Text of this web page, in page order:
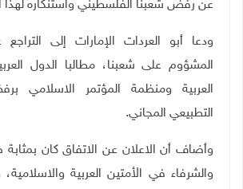
عن رفض شعبنا الفلسطيني واستنكاره لهذا
ودعا أبو العردات الإمارات إلى
المشؤوم على شعبنا، مطالبا الدول
العربية ومنظمة المؤتمر الاسلامي
التطبيعي المجاني.
وأضاف أن الاعلان عن الاتفاق كان بمثابة
والشرفاء في الأمتين العربية